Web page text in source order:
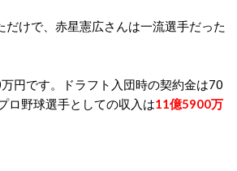
だけで、赤星憲広さんは一流選手だった
円です。ドラフト入団時の契約金は70
ロ野球選手としての収入は11億5900万